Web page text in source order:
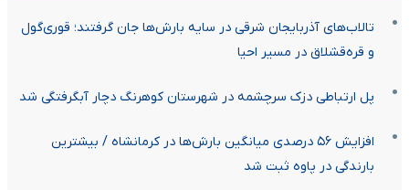
تالاب‌های آذربایجان شرقی در سایه بارش‌ها جان گرفتند؛ قوری‌گول
و قره‌قشلاق در مسیر احیا
پل ارتباطی دزک سرچشمه در شهرستان کوهرنگ دچار آبگرفتگی شد
افزایش ۵۶ درصدی میانگین بارش‌ها در کرمانشاه / بیشترین
بارندگی در پاوه ثبت شد